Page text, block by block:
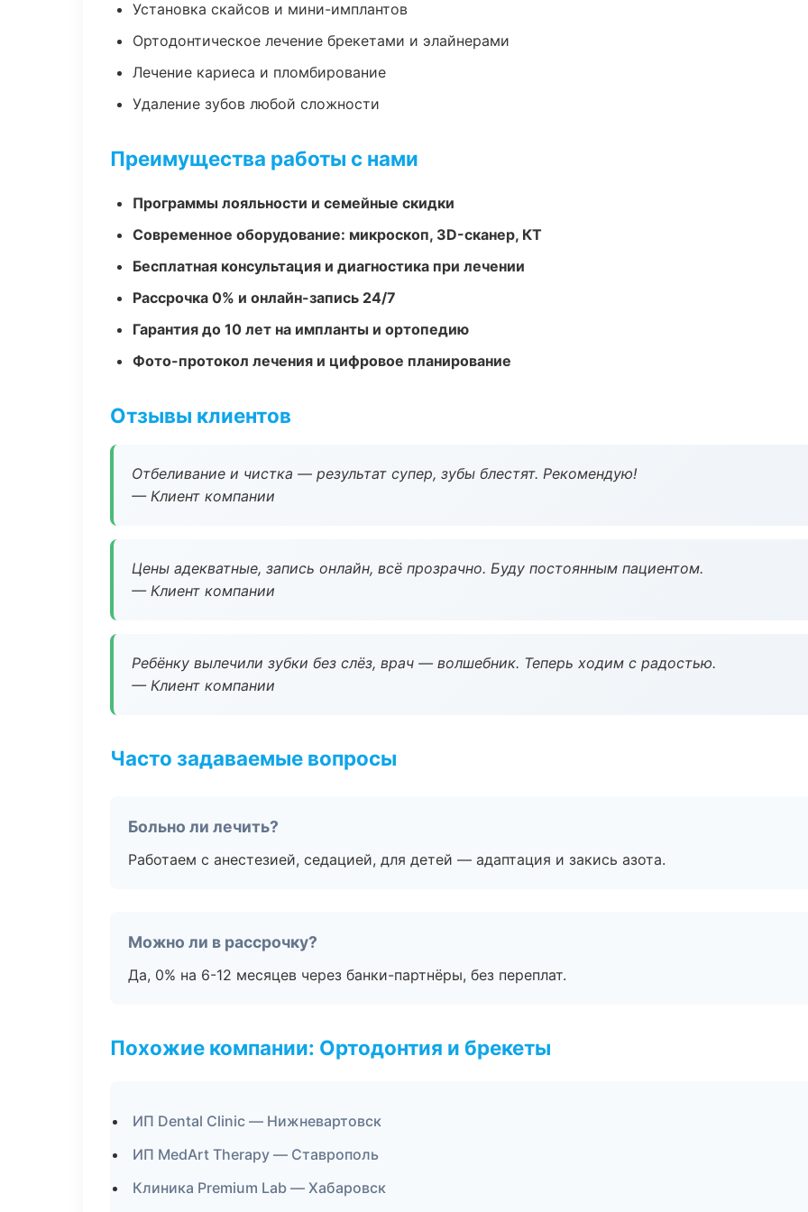
Установка скайсов и мини-имплантов
Ортодонтическое лечение брекетами и элайнерами
Лечение кариеса и пломбирование
Удаление зубов любой сложности
Преимущества работы с нами
Программы лояльности и семейные скидки
Современное оборудование: микроскоп, 3D-сканер, КТ
Бесплатная консультация и диагностика при лечении
Рассрочка 0% и онлайн-запись 24/7
Гарантия до 10 лет на импланты и ортопедию
Фото-протокол лечения и цифровое планирование
Отзывы клиентов
Отбеливание и чистка — результат супер, зубы блестят. Рекомендую!
— Клиент компании
Цены адекватные, запись онлайн, всё прозрачно. Буду постоянным пациентом.
— Клиент компании
Ребёнку вылечили зубки без слёз, врач — волшебник. Теперь ходим с радостью.
— Клиент компании
Часто задаваемые вопросы
Больно ли лечить?
Работаем с анестезией, седацией, для детей — адаптация и закись азота.
Можно ли в рассрочку?
Да, 0% на 6-12 месяцев через банки-партнёры, без переплат.
Похожие компании: Ортодонтия и брекеты
ИП Dental Clinic — Нижневартовск
ИП MedArt Therapy — Ставрополь
Клиника Premium Lab — Хабаровск